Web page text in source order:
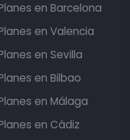
en Barcelona
en Valencia
en Sevilla
en Bilbao
en Málaga
en Cádiz